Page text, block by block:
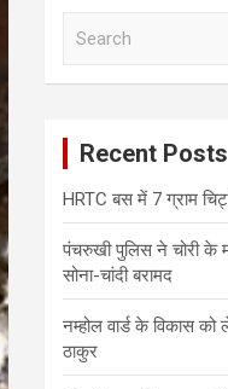
Recent Posts
HRTC बस में 7 ग्राम
पंचरुखी पुलिस ने चोरी के
सोना-चांदी बरामद
नम्होल वार्ड के विकास
ठाकुर